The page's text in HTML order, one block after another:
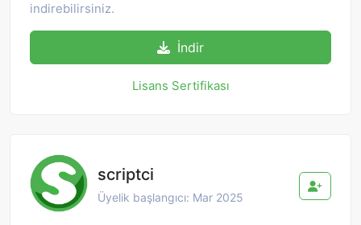
indirebilirsiniz.
İndir
Lisans Sertifikası
scriptci
Üyelik başlangıcı: Mar 2025